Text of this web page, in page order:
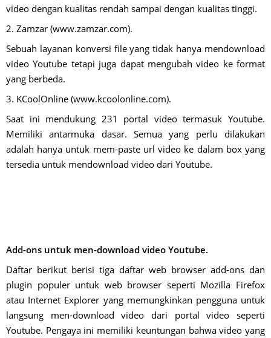
video dengan kualitas rendah sampai dengan kualitas tinggi.
2. Zamzar (www.zamzar.com).
Sebuah layanan konversi file yang tidak hanya mendownload
video Youtube tetapi juga dapat mengubah video ke format
yang berbeda.
3. KCoolOnline (www.kcoolonline.com).
Saat ini mendukung 231 portal video termasuk Youtube.
Memiliki antarmuka dasar. Semua yang perlu dilakukan
adalah hanya untuk mem-paste url video ke dalam box yang
tersedia untuk mendownload video dari Youtube.
Add-ons untuk men-download video Youtube.
Daftar berikut berisi tiga daftar web browser add-ons dan
plugin populer untuk web browser seperti Mozilla Firefox
atau Internet Explorer yang memungkinkan pengguna untuk
langsung men-download video dari portal video seperti
Youtube. Pengaya ini memiliki keuntungan bahwa video yang